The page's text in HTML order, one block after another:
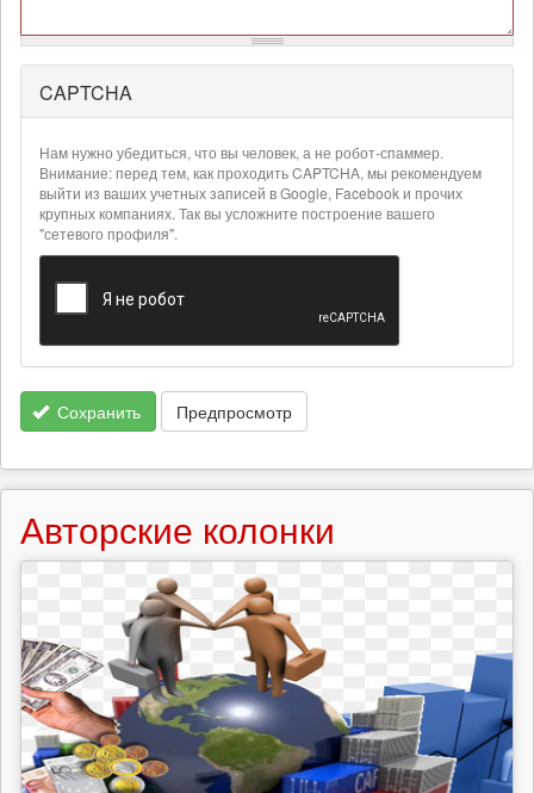
Более
подробная
информация
текстовых
форматах
CAPTCHA
Нам нужно убедиться, что вы человек, а не робот-спаммер.
Внимание: перед тем, как проходить CAPTCHA, мы рекомендуем
выйти из ваших учетных записей в Google, Facebook и прочих
крупных компаниях. Так вы усложните построение вашего
"сетевого профиля".
Сохранить Предпросмотр
Авторские колонки